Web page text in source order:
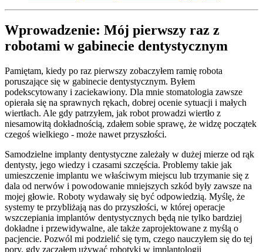
Wprowadzenie: Mój pierwszy raz z
robotami w gabinecie dentystycznym
Pamiętam, kiedy po raz pierwszy zobaczyłem ramię robota
poruszające się w gabinecie dentystycznym. Byłem
podekscytowany i zaciekawiony. Dla mnie stomatologia zawsze
opierała się na sprawnych rękach, dobrej ocenie sytuacji i małych
wiertłach. Ale gdy patrzyłem, jak robot prowadzi wiertło z
niesamowitą dokładnością, zdałem sobie sprawę, że widzę początek
czegoś wielkiego - może nawet przyszłości.
Samodzielne implanty dentystyczne zależały w dużej mierze od rąk
dentysty, jego wiedzy i czasami szczęścia. Problemy takie jak
umieszczenie implantu we właściwym miejscu lub trzymanie się z
dala od nerwów i powodowanie mniejszych szkód były zawsze na
mojej głowie. Roboty wydawały się być odpowiedzią. Myślę, że
systemy te przybliżają nas do przyszłości, w której operacje
wszczepiania implantów dentystycznych będą nie tylko bardziej
dokładne i przewidywalne, ale także zaprojektowane z myślą o
pacjencie. Pozwól mi podzielić się tym, czego nauczyłem się do tej
pory, gdy zacząłem używać robotyki w implantologii